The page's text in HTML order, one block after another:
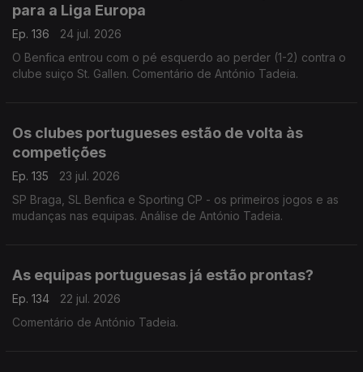
para a Liga Europa
Ep. 136
24 jul. 2026
O Benfica entrou com o pé esquerdo ao perder (1-2) contra o
clube suiço St. Gallen. Comentário de António Tadeia.
Os clubes portugueses estão de volta às
competições
Ep. 135
23 jul. 2026
SP Braga, SL Benfica e Sporting CP - os primeiros jogos e as
mudanças nas equipas. Análise de António Tadeia.
As equipas portuguesas já estão prontas?
Ep. 134
22 jul. 2026
Comentário de António Tadeia.